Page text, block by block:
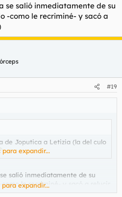
se salió inmediatamente de su
-como le recriminé- y sacó a
#19
de Joputica a Letizia (la del culo
para expandir...
salió inmediatamente de su
le recriminé- y sacó a relucir
para expandir...